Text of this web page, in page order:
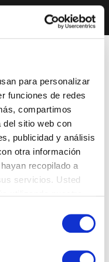
para personalizar
funciones de redes
compartimos
del sitio web con
publicidad y análisis
otra información
recopilado a
servicios. Usted